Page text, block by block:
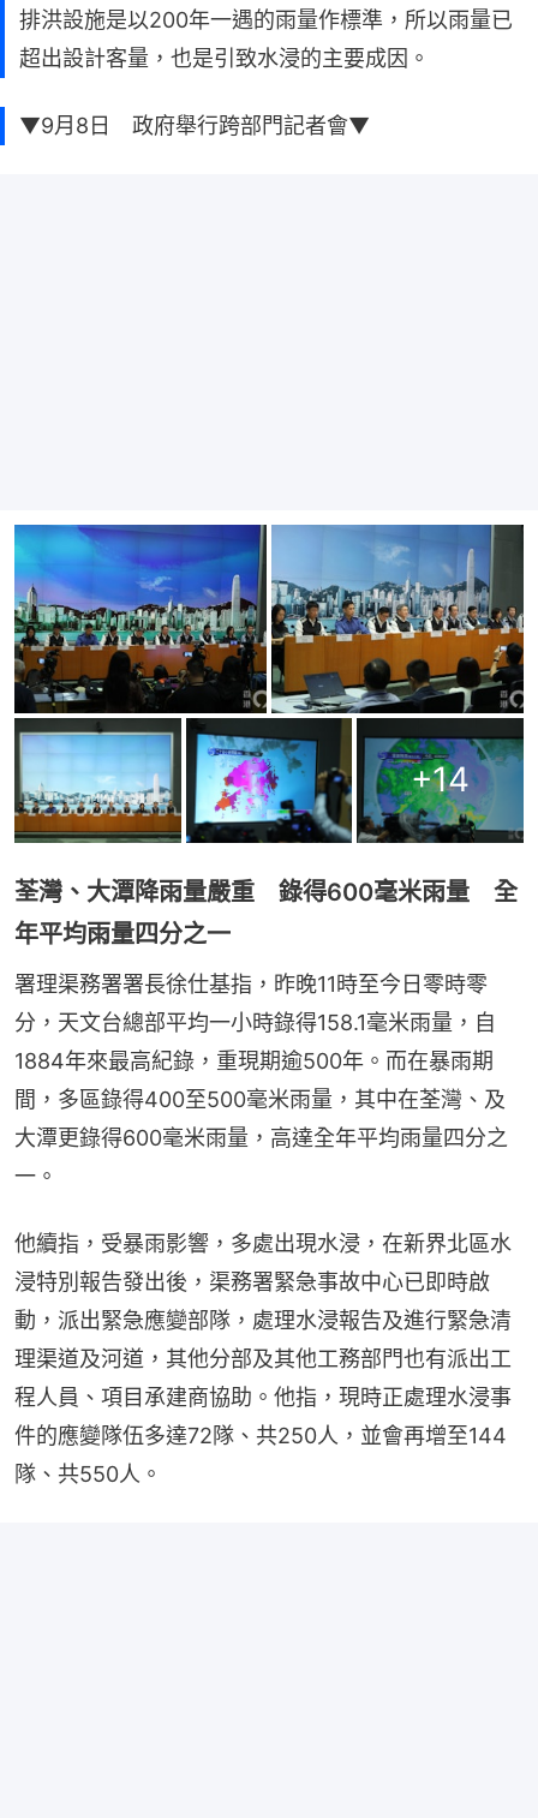
排洪設施是以200年一遇的雨量作標準，所以雨量已
超出設計客量，也是引致水浸的主要成因。
▼9月8日 政府舉行跨部門記者會▼
+14
荃灣、大潭降雨量嚴重 錄得600毫米雨量 全
年平均雨量四分之一
署理渠務署署長徐仕基指，昨晚11時至今日零時零
分，天文台總部平均一小時錄得158.1毫米雨量，自
1884年來最高紀錄，重現期逾500年。而在暴雨期
間，多區錄得400至500毫米雨量，其中在荃灣、及
大潭更錄得600毫米雨量，高達全年平均雨量四分之
一。
他續指，受暴雨影響，多處出現水浸，在新界北區水
浸特別報告發出後，渠務署緊急事故中心已即時啟
動，派出緊急應變部隊，處理水浸報告及進行緊急清
理渠道及河道，其他分部及其他工務部門也有派出工
程人員、項目承建商協助。他指，現時正處理水浸事
件的應變隊伍多達72隊、共250人，並會再增至144
隊、共550人。